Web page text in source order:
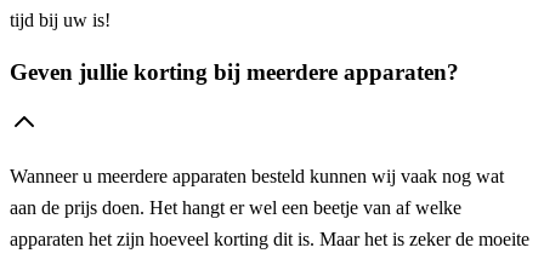
tijd bij uw is!
Geven jullie korting bij meerdere apparaten?
Wanneer u meerdere apparaten besteld kunnen wij vaak nog wat
aan de prijs doen. Het hangt er wel een beetje van af welke
apparaten het zijn hoeveel korting dit is. Maar het is zeker de moeite